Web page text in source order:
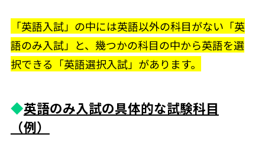
「英語入試」の中には英語以外の科目がない「英
語のみ入試」と、幾つかの科目の中から英語を選
択できる「英語選択入試」があります。
◆英語のみ入試の具体的な試験科目
（例）